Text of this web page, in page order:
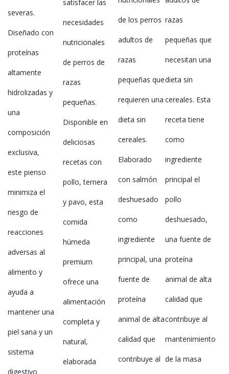
severas.
Diseñado con
proteínas
altamente
hidrolizadas y
una
composición
exclusiva,
este pienso
minimiza el
riesgo de
reacciones
adversas al
alimento y
ayuda a
mantener una
piel sana y un
sistema
digestivo
satisfacer las
necesidades
nutricionales
de perros de
razas
pequeñas.
Disponible en
deliciosas
recetas con
pollo, ternera
y pavo, esta
comida
húmeda
premium
ofrece una
alimentación
completa y
natural,
elaborada
de los perros
adultos de
razas
pequeñas que
requieren una
dieta sin
cereales.
Elaborado
con salmón
deshuesado
como
ingrediente
principal, una
fuente de
proteína
animal de alta
calidad que
contribuye al
razas
pequeñas que
necesitan una
dieta sin
cereales. Esta
receta tiene
como
ingrediente
principal el
pollo
deshuesado,
una fuente de
proteína
animal de alta
calidad que
contribuye al
mantenimiento
de la masa